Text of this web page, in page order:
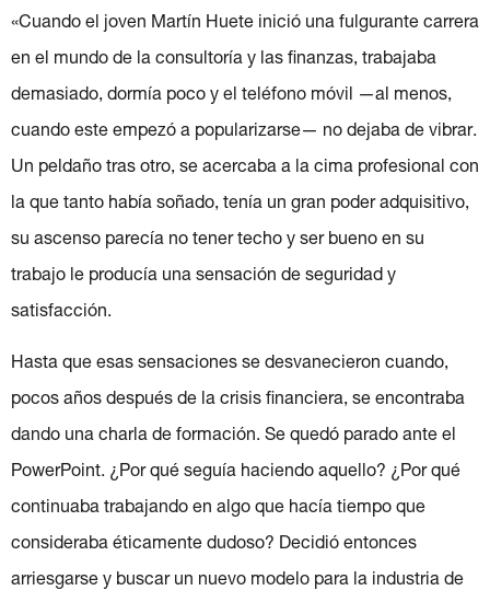
«Cuando el joven Martín Huete inició una fulgurante carrera
en el mundo de la consultoría y las finanzas, trabajaba
demasiado, dormía poco y el teléfono móvil —al menos,
cuando este empezó a popularizarse— no dejaba de vibrar.
Un peldaño tras otro, se acercaba a la cima profesional con
la que tanto había soñado, tenía un gran poder adquisitivo,
su ascenso parecía no tener techo y ser bueno en su
trabajo le producía una sensación de seguridad y
satisfacción.
Hasta que esas sensaciones se desvanecieron cuando,
pocos años después de la crisis financiera, se encontraba
dando una charla de formación. Se quedó parado ante el
PowerPoint. ¿Por qué seguía haciendo aquello? ¿Por qué
continuaba trabajando en algo que hacía tiempo que
consideraba éticamente dudoso? Decidió entonces
arriesgarse y buscar un nuevo modelo para la industria de